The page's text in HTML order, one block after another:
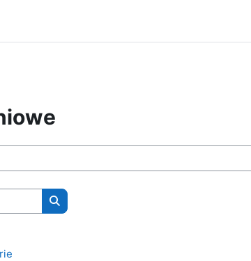
Wyszukaj kursy